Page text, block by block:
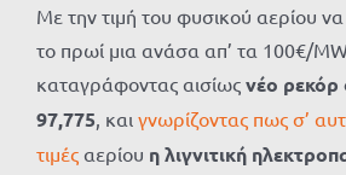
Με την τιμή του φυσικού αερίου
το πρωί μια ανάσα απ’ τα 100€/
καταγράφοντας αισίως νέο ρεκόρ
97,775, και γνωρίζοντας πως σ’
τιμές αερίου η λιγνιτική